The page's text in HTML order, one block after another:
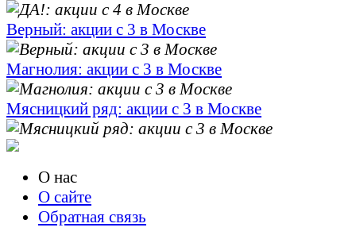
Верный: акции с 3 в Москве
Магнолия: акции с 3 в Москве
Мясницкий ряд: акции с 3 в Москве
О нас
О сайте
Обратная связь